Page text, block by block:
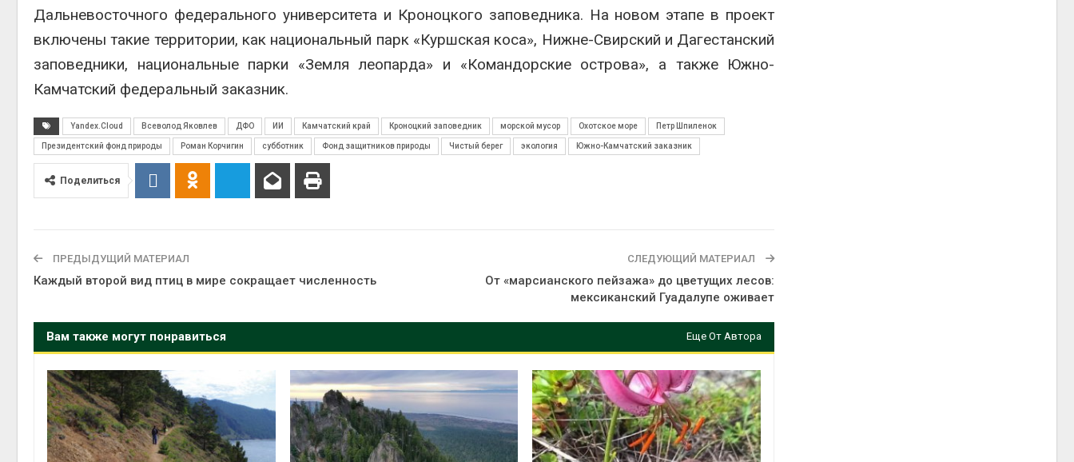
Дальневосточного федерального университета и Кроноцкого заповедника. На новом этапе в проект
включены такие территории, как национальный парк «Куршская коса», Нижне-Свирский и Дагестанский
заповедники, национальные парки «Земля леопарда» и «Командорские острова», а также Южно-
Камчатский федеральный заказник.
Yandex.Cloud Всеволод Яковлев ДФО ИИ Камчатский край Кроноцкий заповедник морской мусор Охотское море Петр Шпиленок
Президентский фонд природы Роман Корчигин субботник Фонд защитников природы Чистый берег экология Южно-Камчатский заказник
Поделиться
ПРЕДЫДУЩИЙ МАТЕРИАЛ
Каждый второй вид птиц в мире сокращает численность
СЛЕДУЮЩИЙ МАТЕРИАЛ
От «марсианского пейзажа» до цветущих лесов:
мексиканский Гуадалупе оживает
Вам также могут понравиться Еще От Автора